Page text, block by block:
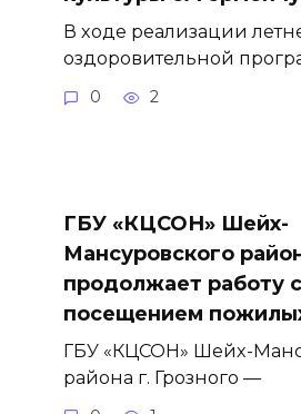
В ходе реализации
оздоровительной
0 2
ГБУ «КЦСОН» Шейх-
Мансуровского
продолжает работу
посещением
ГБУ «КЦСОН» Шейх-
района г. Грозного —